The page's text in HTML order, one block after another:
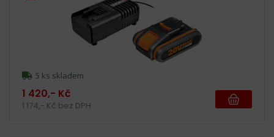
5 ks skladem
1 420,- Kč
1 174,- Kč bez DPH